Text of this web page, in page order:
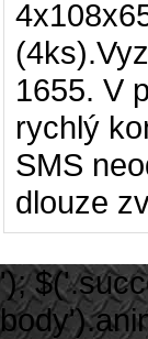
1655. V
rychlý
SMS
dlouze
');